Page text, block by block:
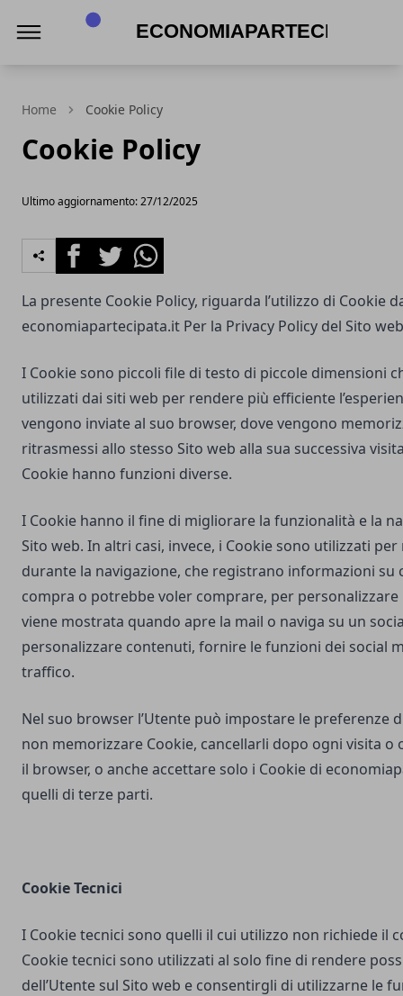
Home Cookie Policy
Cookie Policy
Ultimo aggiornamento: 27/12/2025
FacebookTwitterWhatsapp
La presente Cookie Policy, riguarda l’utilizzo di Cookie
economiapartecipata.it Per la Privacy Policy del Sito
I Cookie sono piccoli file di testo di piccole dimensioni
utilizzati dai siti web per rendere più efficiente
vengono inviate al suo browser, dove vengono
ritrasmessi allo stesso Sito web alla sua successiva
Cookie hanno funzioni diverse.
I Cookie hanno il fine di migliorare la funzionalità e la
Sito web. In altri casi, invece, i Cookie sono utilizzati
durante la navigazione, che registrano informazioni su
compra o potrebbe voler comprare, per
viene mostrata quando apre la mail o naviga su un
personalizzare contenuti, fornire le funzioni dei social
traffico.
Nel suo browser l’Utente può impostare le preferenze
non memorizzare Cookie, cancellarli dopo ogni visita o
il browser, o anche accettare solo i Cookie di
quelli di terze parti.
Cookie Tecnici
I Cookie tecnici sono quelli il cui utilizzo non richiede il
Cookie tecnici sono utilizzati al solo fine di rendere
dell’Utente sul Sito web e consentirgli di utilizzarne le